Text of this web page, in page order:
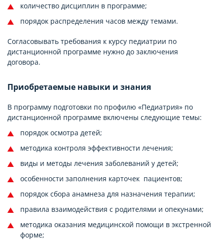
количество дисциплин в программе;
порядок распределения часов между темами.
Согласовывать требования к курсу педиатрии по
дистанционной программе нужно до заключения
договора.
Приобретаемые навыки и знания
В программу подготовки по профилю «Педиатрия» по
дистанционной программе включены следующие темы:
порядок осмотра детей;
методика контроля эффективности лечения;
виды и методы лечения заболеваний у детей;
особенности заполнения карточек пациентов;
порядок сбора анамнеза для назначения терапии;
правила взаимодействия с родителями и опекунами;
методика оказания медицинской помощи в экстренной
форме;